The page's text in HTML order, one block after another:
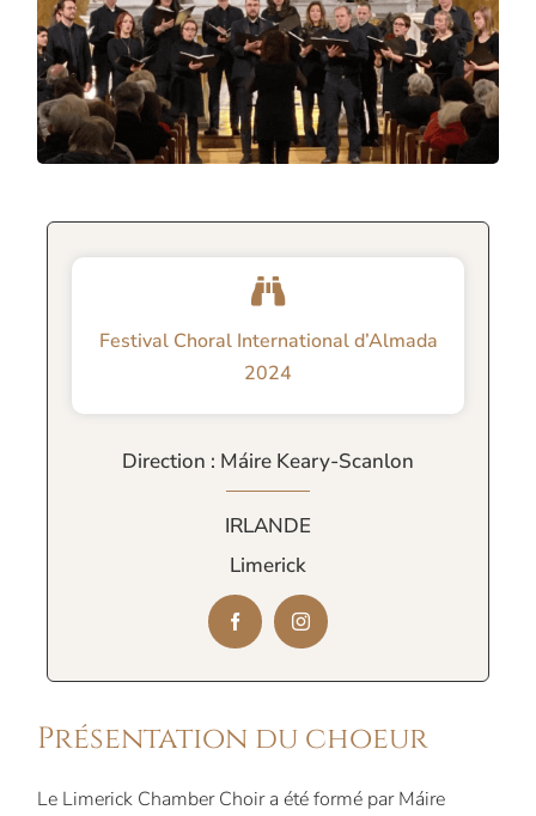
Présentation du choeur
Le Limerick Chamber Choir a été formé par Máire
Festival Choral International d’Almada
2024
Direction : Máire Keary-Scanlon
IRLANDE
Limerick